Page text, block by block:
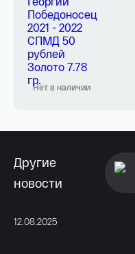
Нет в наличии
Другие
новости
12.08.2025